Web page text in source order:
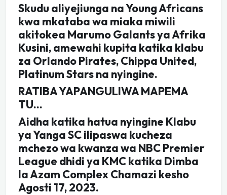
Skudu aliyejiunga na Young Africans
kwa mkataba wa miaka miwili
akitokea Marumo Galants ya Afrika
Kusini, amewahi kupita katika klabu
za Orlando Pirates, Chippa United,
Platinum Stars na nyingine.
RATIBA YAPANGULIWA MAPEMA
TU…
Aidha katika hatua nyingine Klabu
ya Yanga SC ilipaswa kucheza
mchezo wa kwanza wa NBC Premier
League dhidi ya KMC katika Dimba
la Azam Complex Chamazi kesho
Agosti 17, 2023.